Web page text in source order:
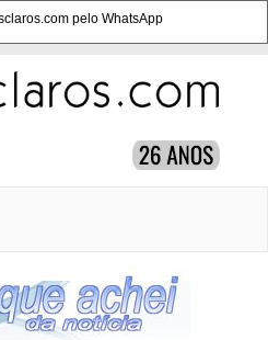
pelo WhatsApp